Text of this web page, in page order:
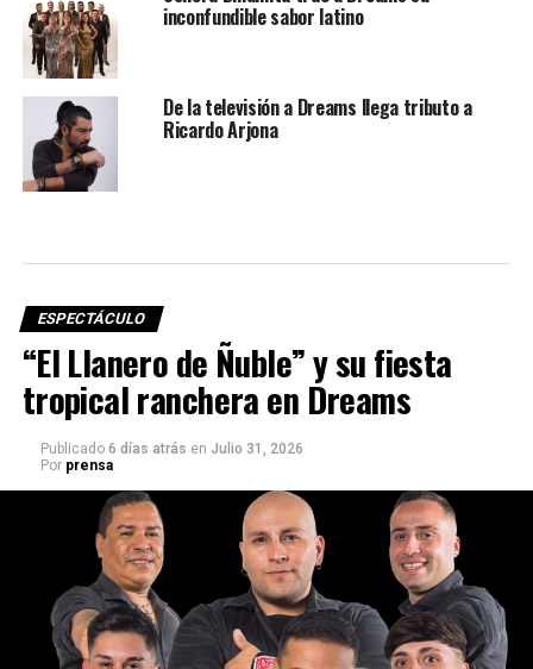
inconfundible sabor latino
De la televisión a Dreams llega tributo a
Ricardo Arjona
ESPECTÁCULO
“El Llanero de Ñuble” y su fiesta
tropical ranchera en Dreams
Publicado 6 días atrás en Julio 31, 2026
Por prensa